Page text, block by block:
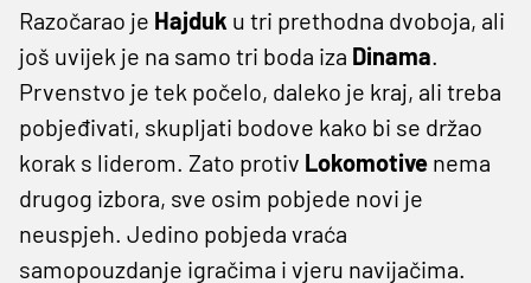
Razočarao je Hajduk u tri prethodna dvoboja, ali
još uvijek je na samo tri boda iza Dinama.
Prvenstvo je tek počelo, daleko je kraj, ali treba
pobjeđivati, skupljati bodove kako bi se držao
korak s liderom. Zato protiv Lokomotive nema
drugog izbora, sve osim pobjede novi je
neuspjeh. Jedino pobjeda vraća
samopouzdanje igračima i vjeru navijačima.